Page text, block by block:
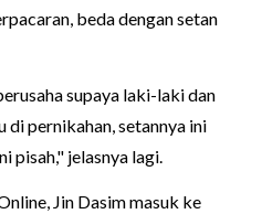
beda dengan setan
supaya laki-laki dan
di pernikahan, setannya ini
pisah," jelasnya lagi.
Jin Dasim masuk ke